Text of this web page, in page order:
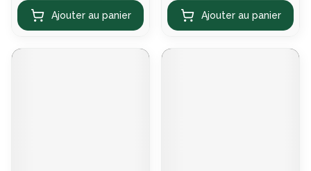
Ajouter au panier Ajouter au panier